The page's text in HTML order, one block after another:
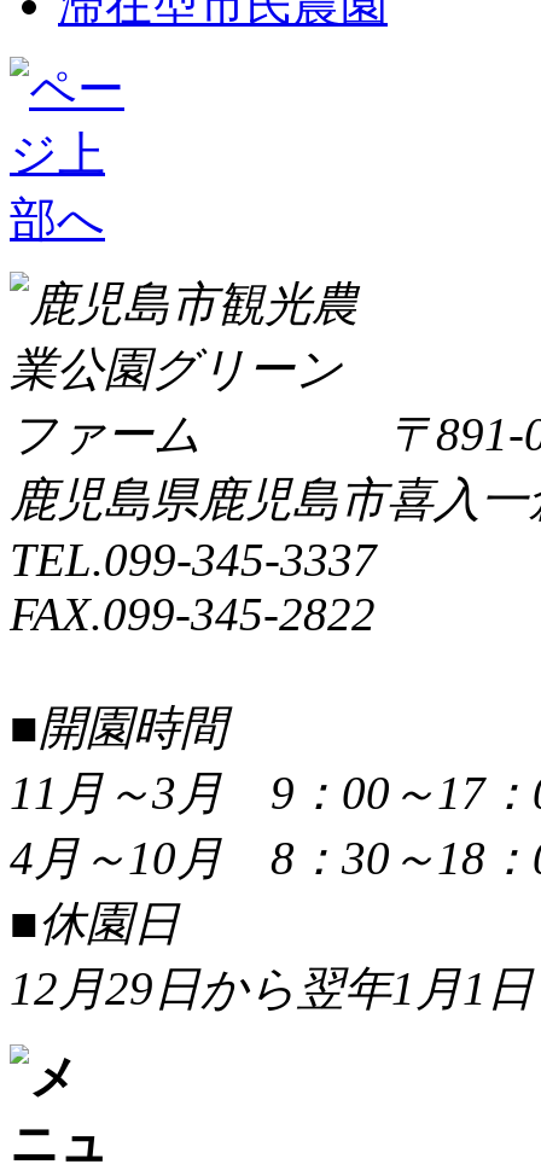
〒891-
鹿児島県鹿児島市喜入一
TEL.099-345-3337
FAX.099-345-2822
■開園時間
11月～3月 9：00～17：
4月～10月 8：30～18：
■休園日
12月29日から翌年1月1日